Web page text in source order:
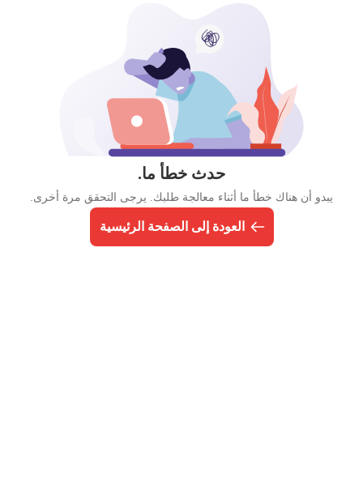
حدث خطأ ما.
يبدو أن هناك خطأ ما أثناء معالجة طلبك. يرجى التحقق مرة أخرى.
العودة إلى الصفحة الرئيسية